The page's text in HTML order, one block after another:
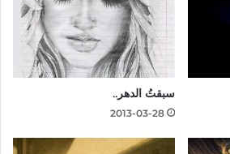
سبقتُ الدهر..
2013-03-28